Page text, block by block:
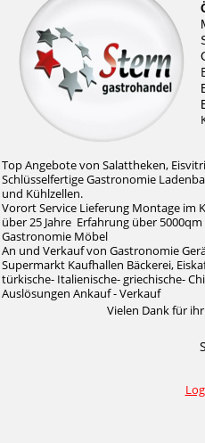
Top Angebote von Salattheken,
Schlüsselfertige Gastronomie
und Kühlzellen.
Vorort Service Lieferung Montage im
über 25 Jahre Erfahrung über
Gastronomie Möbel
An und Verkauf von Gastronomie
Supermarkt Kaufhallen Bäckerei,
türkische- Italienische- griechische-
Auslösungen Ankauf - Verkauf
Vielen Dank für